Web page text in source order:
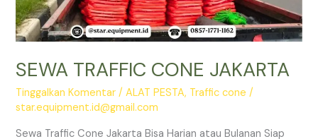
SEWA TRAFFIC CONE JAKARTA
Tinggalkan Komentar /ALAT PESTA, Traffic cone /
star.equipment.id@gmail.com
Sewa Traffic Cone Jakarta Bisa Harian atau Bulanan Siap